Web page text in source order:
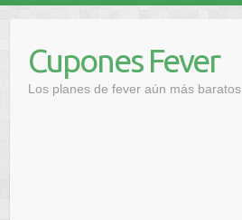
contenidoCupones Fever
Los planes de fever aún más baratos